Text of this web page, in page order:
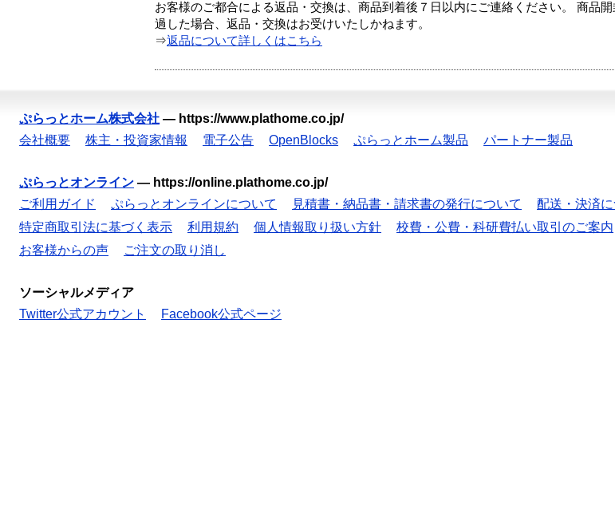
お客様のご都合による返品・交換は、商品到着後７日以内にご連絡ください。 商品
過した場合、返品・交換はお受けいたしかねます。
⇒返品について詳しくはこちら
ぷらっとホーム株式会社 — https://www.plathome.co.jp/
会社概要
株主・投資家情報 電子公告 OpenBlocks ぷらっとホーム製品 パートナー製品
ぷらっとオンライン — https://online.plathome.co.jp/
ご利用ガイド
ぷらっとオンラインについて 見積書・納品書・請求書の発行について 配送・決済
特定商取引法に基づく表示
利用規約 個人情報取り扱い方針 校費・公費・科研費払い取引のご案内
お客様からの声
ご注文の取り消し
ソーシャルメディア
Twitter公式アカウント
Facebook公式ページ